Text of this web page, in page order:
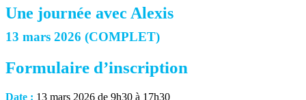
Une journée avec Alexis
13 mars 2026 (COMPLET)
Formulaire d’inscription
Date : 13 mars 2026 de 9h30 à 17h30